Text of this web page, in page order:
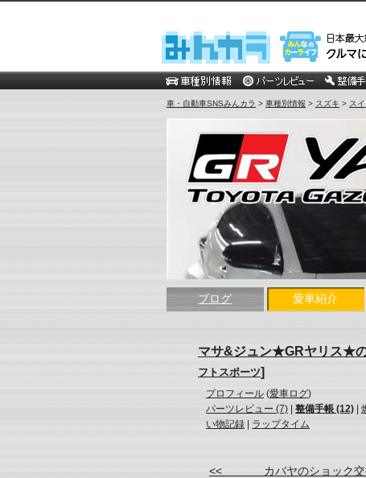
車・自動車SNSみんカラ > 車種別情報 > スズキ > ス
ブログ 愛車紹介
マサ&ジュン★GRヤリス★
フトスポーツ]
プロフィール (愛車ログ)
パーツレビュー (7)
整備手帳 (12)
い物記録
ラップタイム
<< カバヤのショック交